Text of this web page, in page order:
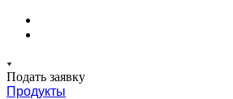
Подать заявку
Продукты